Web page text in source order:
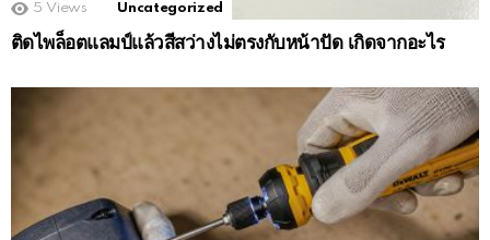
5 Views Uncategorized
ติดไพล็อตแลมป์แล้วสีสว่างไม่ตรงกับหน้าปัด เกิดจากอะไร